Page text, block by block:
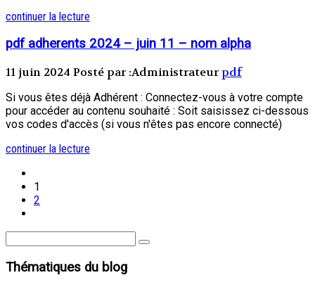
continuer la lecture
pdf adherents 2024 – juin 11 – nom alpha
11 juin 2024 Posté par :Administrateurpdf
Si vous êtes déjà Adhérent : Connectez-vous à votre compte
pour accéder au contenu souhaité : Soit saisissez ci-dessous
vos codes d'accès (si vous n'êtes pas encore connecté)
continuer la lecture
1
2
Thématiques du blog